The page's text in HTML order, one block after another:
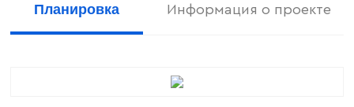
Планировка Информация о проекте